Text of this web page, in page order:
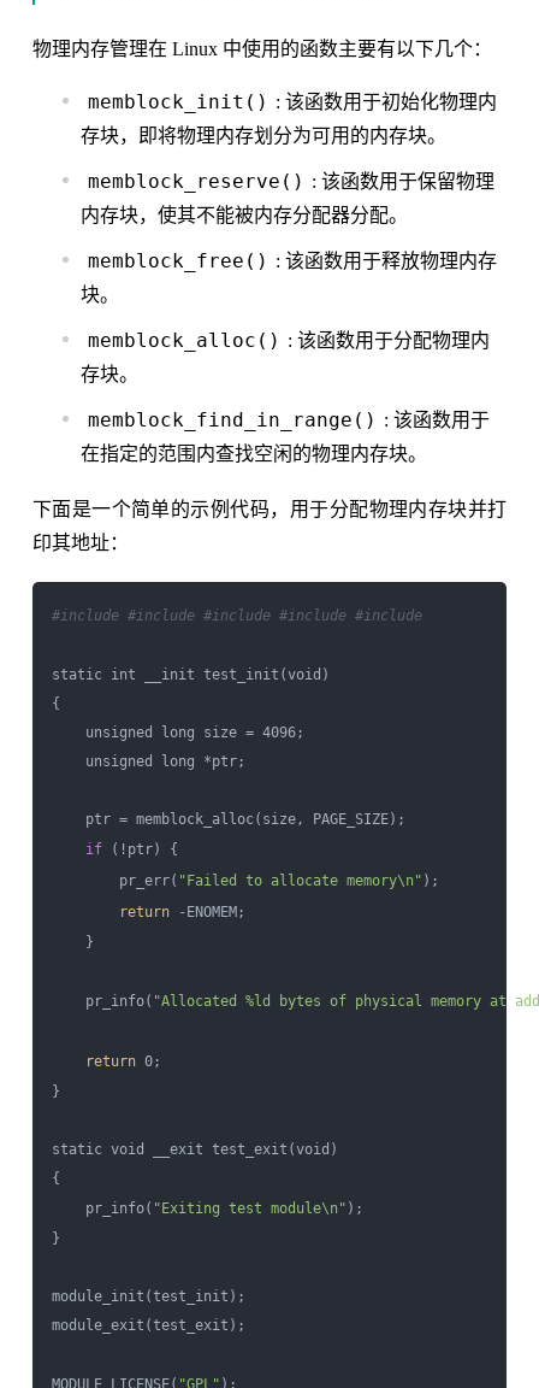
物理内存管理在 Linux 中使用的函数主要有以下几个：
memblock_init() : 该函数用于初始化物理内
存块，即将物理内存划分为可用的内存块。
memblock_reserve() : 该函数用于保留物理
内存块，使其不能被内存分配器分配。
memblock_free() : 该函数用于释放物理内存
块。
memblock_alloc() : 该函数用于分配物理内
存块。
memblock_find_in_range() : 该函数用于
在指定的范围内查找空闲的物理内存块。
下面是一个简单的示例代码，用于分配物理内存块并打
印其地址：
#include #include #include #include #include
static int __init test_init(void)
{
unsigned long size = 4096;
unsigned long *ptr;
ptr = memblock_alloc(size, PAGE_SIZE);
if (!ptr) {
pr_err( "Failed to allocate memory\n" );
return -ENOMEM;
}
pr_info( "Allocated %ld bytes of physical memory at
return 0;
}
static void __exit test_exit(void)
{
pr_info( "Exiting test module\n" );
}
module_init(test_init);
module_exit(test_exit);
MODULE_LICENSE( "GPL" );